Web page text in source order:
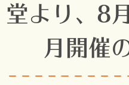
堂より、8
月開催